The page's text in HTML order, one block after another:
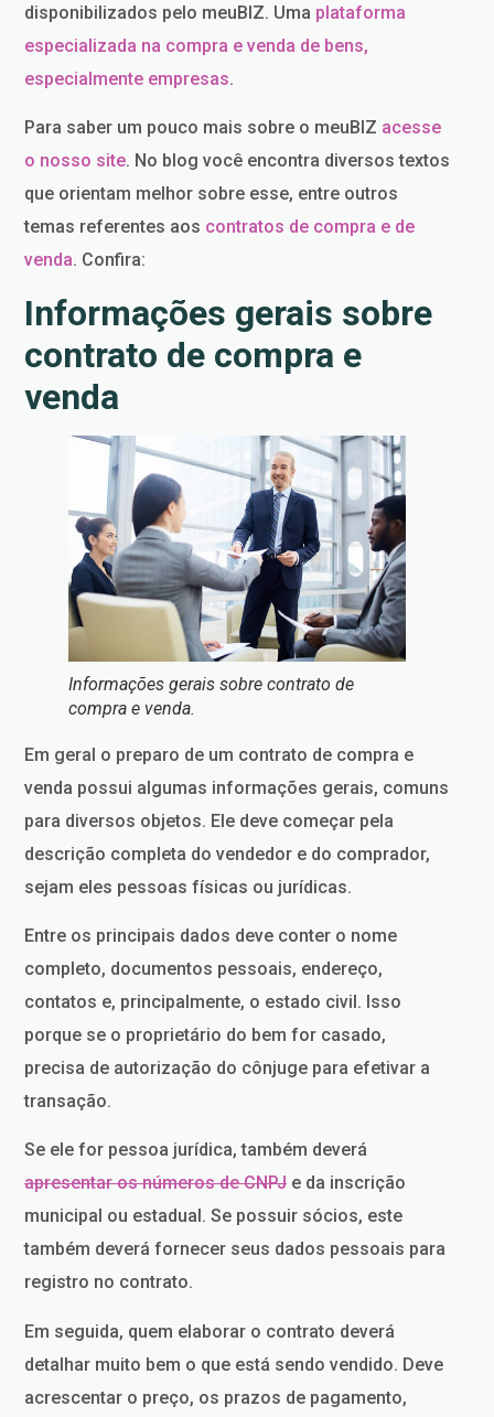
disponibilizados pelo meuBIZ. Uma plataforma
especializada na compra e venda de bens,
especialmente empresas.
Para saber um pouco mais sobre o meuBIZ acesse
o nosso site. No blog você encontra diversos textos
que orientam melhor sobre esse, entre outros
temas referentes aos contratos de compra e de
venda. Confira:
Informações gerais sobre
contrato de compra e
venda
Informações gerais sobre contrato de
compra e venda.
Em geral o preparo de um contrato de compra e
venda possui algumas informações gerais, comuns
para diversos objetos. Ele deve começar pela
descrição completa do vendedor e do comprador,
sejam eles pessoas físicas ou jurídicas.
Entre os principais dados deve conter o nome
completo, documentos pessoais, endereço,
contatos e, principalmente, o estado civil. Isso
porque se o proprietário do bem for casado,
precisa de autorização do cônjuge para efetivar a
transação.
Se ele for pessoa jurídica, também deverá
apresentar os números de CNPJ e da inscrição
municipal ou estadual. Se possuir sócios, este
também deverá fornecer seus dados pessoais para
registro no contrato.
Em seguida, quem elaborar o contrato deverá
detalhar muito bem o que está sendo vendido. Deve
acrescentar o preço, os prazos de pagamento,